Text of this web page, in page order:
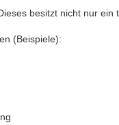
besitzt nicht nur ein
(Beispiele):